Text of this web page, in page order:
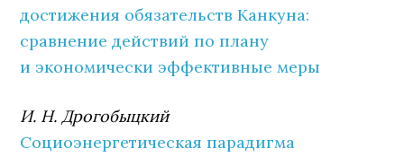
достижения обязательств Канкуна:
сравнение действий по плану
и экономически эффективные меры
И. Н. Дрогобыцкий
Социоэнергетическая парадигма